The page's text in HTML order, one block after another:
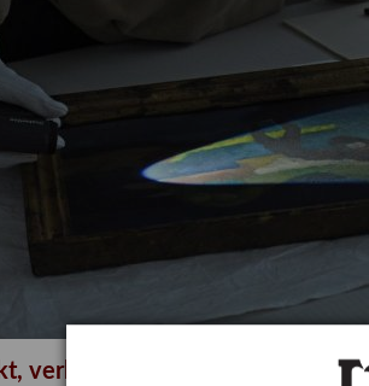
Bestandskataloge & Editionen
Gesamtverzeichnis
Kalender
verkauft, vergessen? –